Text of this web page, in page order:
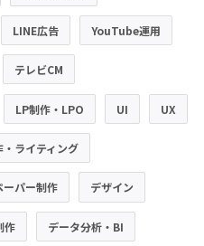
LINE広告 YouTube運用
テレビCM
LP制作・LPO UI UX
・ライティング
ーパー制作 デザイン
作 データ分析・BI